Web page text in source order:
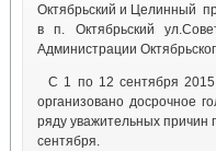
Октябрьский и Целинный
в п. Октябрьский
Администрации
С 1 по 12 сентября 2015
организовано досрочное
ряду уважительных причин
сентября.